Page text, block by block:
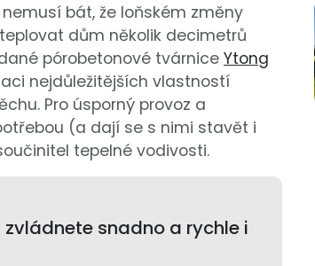
bát, že loňském změny
dům několik decimetrů
pórobetonové tvárnice Ytong
nejdůležitějších vlastností
Pro úsporný provoz a
(a dají se s nimi stavět i
tepelné vodivosti.
snadno a rychle i